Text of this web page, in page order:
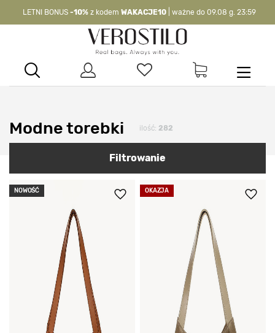
LETNI BONUS -10% z kodem WAKACJE10 | ważne do 09.08 g. 23:59
WAKACJE10| nie dotyczy produktów z flagą OKAZJA >
Modne torebki ilość: 282
Filtrowanie
NOWOŚĆ OKAZJA